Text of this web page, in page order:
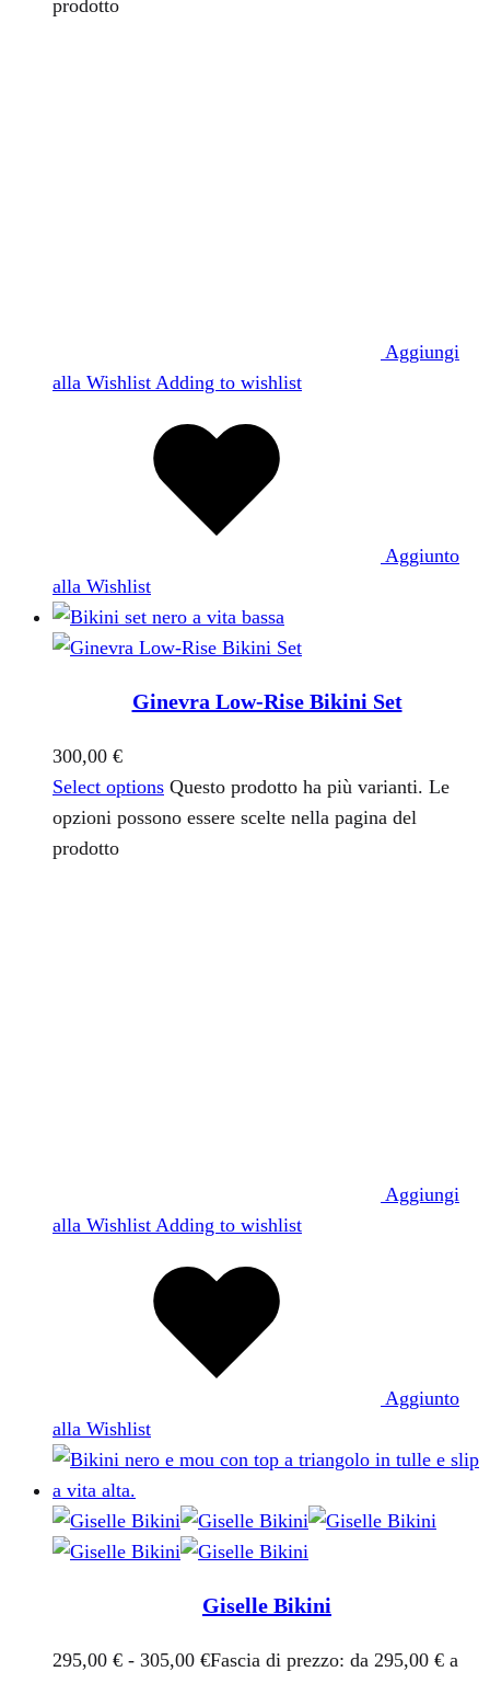
prodotto
Aggiungi
alla Wishlist Adding to wishlist
Aggiunto
alla Wishlist
Ginevra Low-Rise Bikini Set
300,00 €
Select options Questo prodotto ha più varianti. Le
opzioni possono essere scelte nella pagina del
prodotto
Aggiungi
alla Wishlist Adding to wishlist
Aggiunto
alla Wishlist
Giselle Bikini
295,00 € - 305,00 €Fascia di prezzo: da 295,00 € a